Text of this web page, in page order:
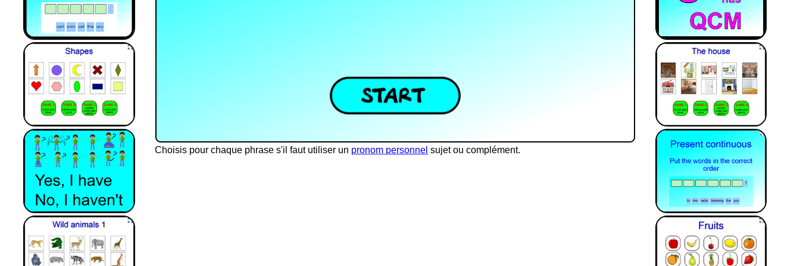
Choisis pour chaque phrase s'il faut utiliser un pronom personnel sujet ou complément.